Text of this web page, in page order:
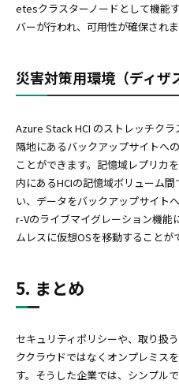
etesクラスターノードとして機能
バーが行われ、可用性が確保されま
災害対策用環境（ディザ
Azure Stack HCI のストレッチク
隔地にあるバックアップサイトへ
ことができます。記憶域レプリカ
内にあるHCIの記憶域ボリューム
い、データをバックアップサイト
r-Vのライブマイグレーション機能
ムレスに仮想OSを移動することが
5. まとめ
セキュリティポリシーや、取り扱
ククラウドではなくオンプレミス
す。そうした企業では、シンプル